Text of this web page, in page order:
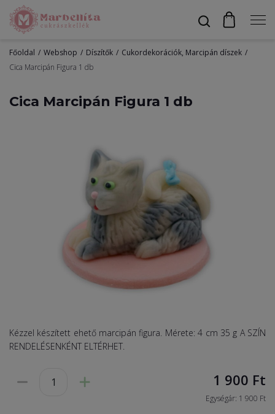
Alapanyagok
Profil
Főoldal Webshop Díszítők
Cukordekorációk, Marcipán díszek
Cica Marcipán Figura 1 db
Cica Marcipán Figura 1 db
Kézzel készített ehető marcipán figura. Mérete: 4 cm 35 g A SZÍN
RENDELÉSENKÉNT ELTÉRHET.
1 900 Ft
Egységár: 1 900 Ft